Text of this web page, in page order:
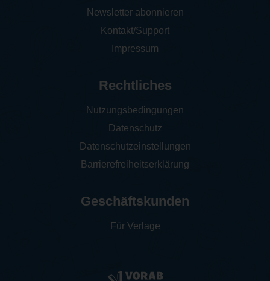
Newsletter abonnieren
Kontakt/Support
Impressum
Rechtliches
Nutzungsbedingungen
Datenschutz
Datenschutzeinstellungen
Barrierefreiheitserklärung
Geschäftskunden
Für Verlage